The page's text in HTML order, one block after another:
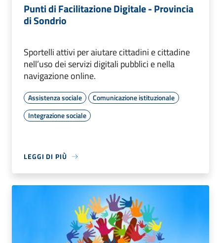
Punti di Facilitazione Digitale - Provincia
di Sondrio
Sportelli attivi per aiutare cittadini e cittadine
nell’uso dei servizi digitali pubblici e nella
navigazione online.
Assistenza sociale
Comunicazione istituzionale
Integrazione sociale
LEGGI DI PIÙ